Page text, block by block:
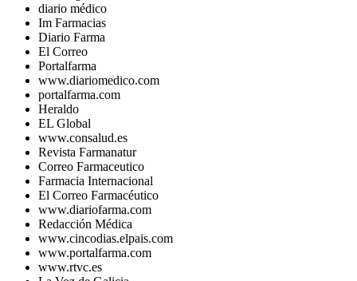
diario médico
Im Farmacias
Diario Farma
El Correo
Portalfarma
www.diariomedico.com
portalfarma.com
Heraldo
EL Global
www.consalud.es
Revista Farmanatur
Correo Farmaceutico
Farmacia Internacional
El Correo Farmacéutico
www.diariofarma.com
Redacción Médica
www.cincodias.elpais.com
www.portalfarma.com
www.rtvc.es